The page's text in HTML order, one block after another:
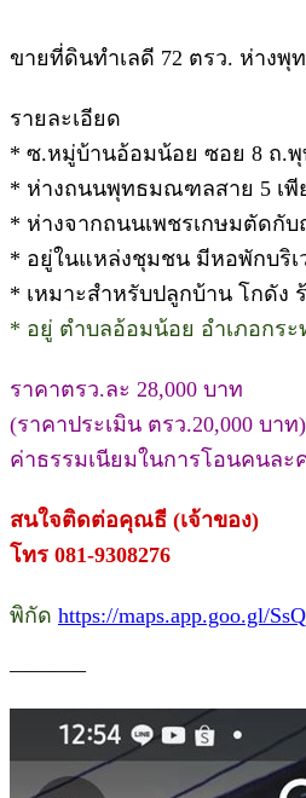
ขายที่ดินทำเลดี 72 ตรว. ห่างพุ
รายละเอียด
* ซ.หมู่บ้านอ้อมน้อย ซอย 8 ถ.
* ห่างถนนพุทธมณฑลสาย 5 เพีย
* ห่างจากถนนเพชรเกษมตัดกั
* อยู่ในแหล่งชุมชน มีหอพักบริเ
* เหมาะสำหรับปลูกบ้าน โกดัง
* อยู่ ตำบลอ้อมน้อย อำเภอกร
ราคาตรว.ละ 28,000 บาท
(ราคาประเมิน ตรว.20,000 บาท)
ค่าธรรมเนียมในการโอนคนละ
สนใจติดต่อคุณธี (เจ้าของ)
โทร 081-9308276
พิกัด https://maps.app.goo.gl/
———–